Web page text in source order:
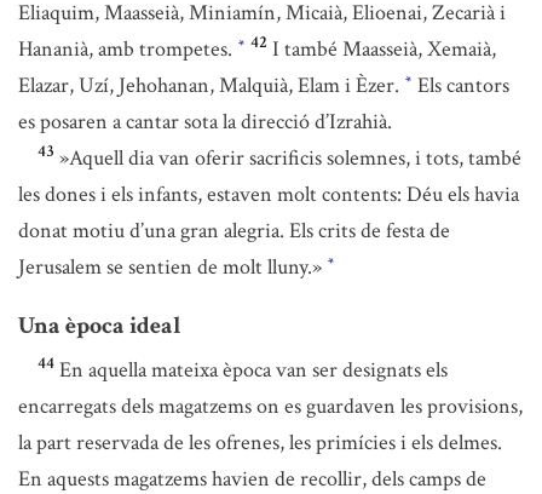
Eliaquim, Maasseià, Miniamín, Micaià, Elioenai, Zecarià i
Hananià, amb trompetes. * 42 I també Maasseià, Xemaià,
Elazar, Uzí, Jehohanan, Malquià, Elam i Èzer. * Els cantors
es posaren a cantar sota la direcció d’Izrahià.
43 »Aquell dia van oferir sacrificis solemnes, i tots, també
les dones i els infants, estaven molt contents: Déu els havia
donat motiu d’una gran alegria. Els crits de festa de
Jerusalem se sentien de molt lluny.» *
Una època ideal
44 En aquella mateixa època van ser designats els
encarregats dels magatzems on es guardaven les provisions,
la part reservada de les ofrenes, les primícies i els delmes.
En aquests magatzems havien de recollir, dels camps de